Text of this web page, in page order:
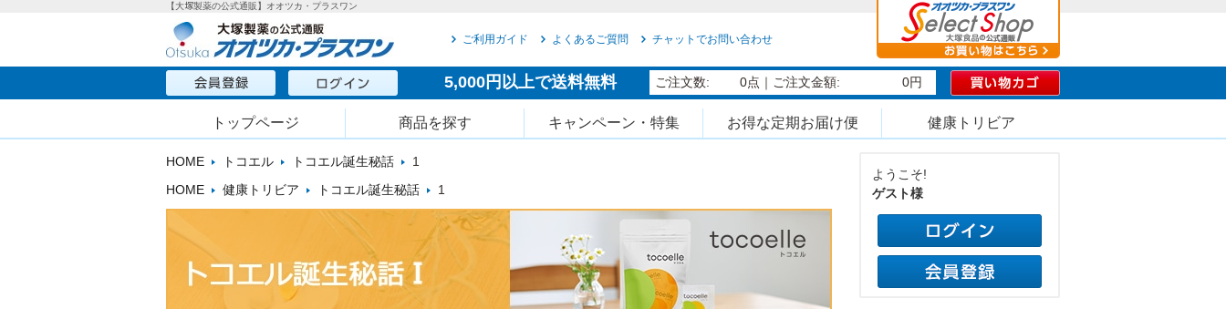
【大塚製薬の公式通販】オオツカ・プラスワン
ご利用ガイド よくあるご質問 チャットでお問い合わせ
5,000円以上で送料無料 ご注文数: 0点 ｜ご注文金額: 0円
トップページ 商品を探す キャンペーン・特集 お得な定期お届け便 健康トリビア
HOME トコエル トコエル誕生秘話
1
HOME
健康トリビア トコエル誕生秘話 1
ようこそ!
ゲスト様